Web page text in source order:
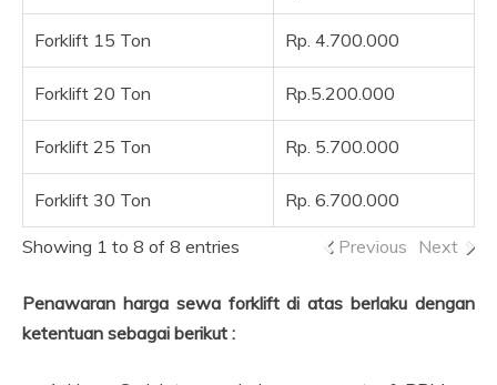
Forklift 15 Ton Rp. 4.700.000
Forklift 20 Ton Rp.5.200.000
Forklift 25 Ton Rp. 5.700.000
Forklift 30 Ton Rp. 6.700.000
Showing 1 to 8 of 8 entries Previous Next
Penawaran harga sewa forklift di atas berlaku dengan
ketentuan sebagai berikut :